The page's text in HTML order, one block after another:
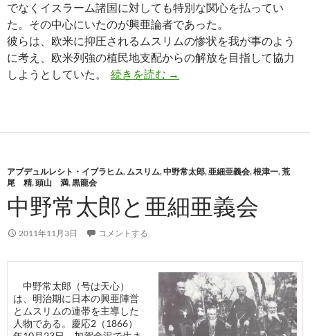
でなくイスラーム諸国に対しても特別な関心を払ってい
た。その中心にいたのが興亜論者であった。
彼らは、欧米に抑圧されるムスリムの惨状を我が事のよう
に考え、欧米列強の植民地支配からの解放を目指して協力
しようとしていた。 続きを読む 玄洋社とムスリム
→
アブデュルレシト・イブラヒム,ムスリム,中野常太郎,亜細亜義会,根津一,荒
尾 精,頭山 満,黒龍会
中野常太郎と亜細亜義会
2011年11月3日 コメントする
中野常太郎（号は天心）
は、明治期に日本の興亜陣営
とムスリムの連帯を主導した
人物である。慶応2（1866）